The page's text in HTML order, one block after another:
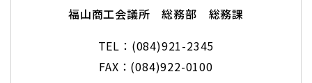
福山商工会議所 総務部 総務課
TEL：(084)921-2345
FAX：(084)922-0100